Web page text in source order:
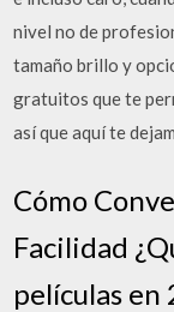
nivel no de
tamaño brillo y
gratuitos que te
así que aquí te
Cómo
Facilidad
películas en